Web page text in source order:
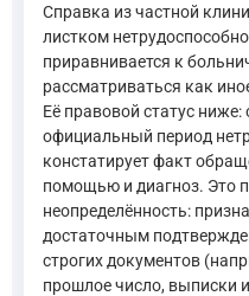
Справка из частной
листком
приравнивается к
рассматриваться как
Её правовой статус ниже:
официальный период
констатирует факт
помощью и диагноз. Это
неопределённость:
достаточным
строгих документов
прошлое число, выписки